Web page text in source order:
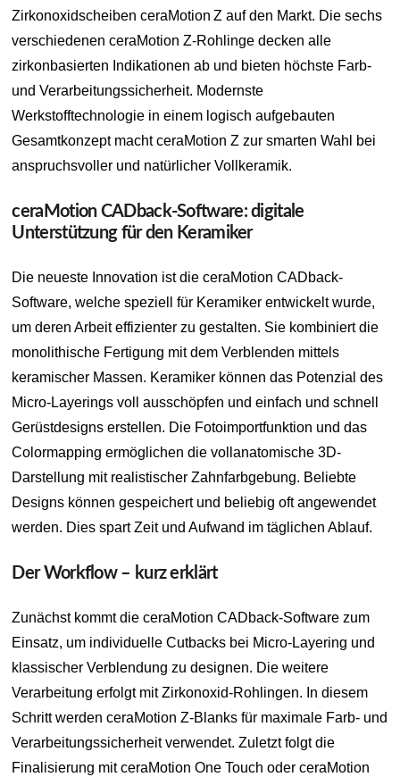
Zirkonoxidscheiben ceraMotion Z auf den Markt. Die sechs
verschiedenen ceraMotion Z-Rohlinge decken alle
zirkonbasierten Indikationen ab und bieten höchste Farb-
und Verarbeitungssicherheit. Modernste
Werkstofftechnologie in einem logisch aufgebauten
Gesamtkonzept macht ceraMotion Z zur smarten Wahl bei
anspruchsvoller und natürlicher Vollkeramik.
ceraMotion CADback-Software: digitale
Unterstützung für den Keramiker
Die neueste Innovation ist die ceraMotion CADback-
Software, welche speziell für Keramiker entwickelt wurde,
um deren Arbeit effizienter zu gestalten. Sie kombiniert die
monolithische Fertigung mit dem Verblenden mittels
keramischer Massen. Keramiker können das Potenzial des
Micro-Layerings voll ausschöpfen und einfach und schnell
Gerüstdesigns erstellen. Die Fotoimportfunktion und das
Colormapping ermöglichen die vollanatomische 3D-
Darstellung mit realistischer Zahnfarbgebung. Beliebte
Designs können gespeichert und beliebig oft angewendet
werden. Dies spart Zeit und Aufwand im täglichen Ablauf.
Der Workflow – kurz erklärt
Zunächst kommt die ceraMotion CADback-Software zum
Einsatz, um individuelle Cutbacks bei Micro-Layering und
klassischer Verblendung zu designen. Die weitere
Verarbeitung erfolgt mit Zirkonoxid-Rohlingen. In diesem
Schritt werden ceraMotion Z-Blanks für maximale Farb- und
Verarbeitungssicherheit verwendet. Zuletzt folgt die
Finalisierung mit ceraMotion One Touch oder ceraMotion